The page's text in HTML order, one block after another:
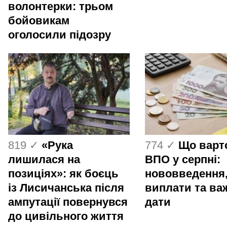
волонтерки: трьом
бойовикам
оголосили підозру
819 ✓ «Рука
лишилася на
позиціях»: як боєць
із Лисичанська після
ампутації повернувся
до цивільного життя
774 ✓ Що
ВПО у серпні:
виплати та
дати